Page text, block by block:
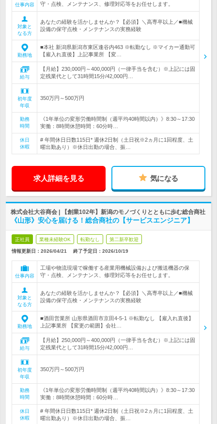
仕事内容
守・点検、メンテナンス、修理対応等をお任せします。
対象と
なる方
あなたの経験を活かしませんか？【必須】＼高専卒以上／■機械
設備の保守点検・メンテナンスの実務経験
勤務地
■本社 新潟県新潟市東区逢谷内463 ※転勤なし ※マイカー通勤可
【雇入れ直後】上記事業所 【変…
給与
【月給】230,000円～400,000円（一律手当を含む）※上記には固
定残業代として31時間15分/42,000円…
初年度
年収
350万円～500万円
勤務
時間
《1年単位の変形労働時間制（週平均40時間以内）》8:30～17:30
実働：8時間休憩時間：60分時…
休日
休暇
# 年間休日日数115日* 週休2日制（土日祝※2ヵ月に1回程度、土
曜出勤あり）※休日出勤の場合、振…
求人詳細を見る 気になる
株式会社大谷商会 | 【創業102年】新潟のモノづくりとともに歩む総合商社
《山形》安心を届ける！総合商社の【サービスエンジニア】
正社員 業種未経験OK 転勤なし 第二新卒歓迎
情報更新日：2026/04/21 終了予定日： 2026/10/19
仕事内容
工場や物流現場で稼働する産業用機械設備および搬送機器の保
守・点検、メンテナンス、修理対応等をお任せします。
対象と
なる方
あなたの経験を活かしませんか？【必須】＼高専卒以上／■機械
設備の保守点検・メンテナンスの実務経験
勤務地
■酒田営業所 山形県酒田市京田4-5-1 ※転勤なし 【雇入れ直後】
上記事業所 【変更の範囲】会社…
給与
【月給】250,000円～400,000円（一律手当を含む）※上記には固
定残業代として31時間15分/42,000円…
初年度
年収
350万円～500万円
勤務
時間
《1年単位の変形労働時間制（週平均40時間以内）》8:30～17:30
実働：8時間休憩時間：60分時…
休日
休暇
# 年間休日日数115日* 週休2日制（土日祝※2ヵ月に1回程度、土
曜出勤あり）※休日出勤の場合、振…